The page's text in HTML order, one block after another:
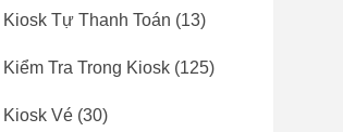
Kiosk Tự Thanh Toán (13)
Kiểm Tra Trong Kiosk (125)
Kiosk Vé (30)